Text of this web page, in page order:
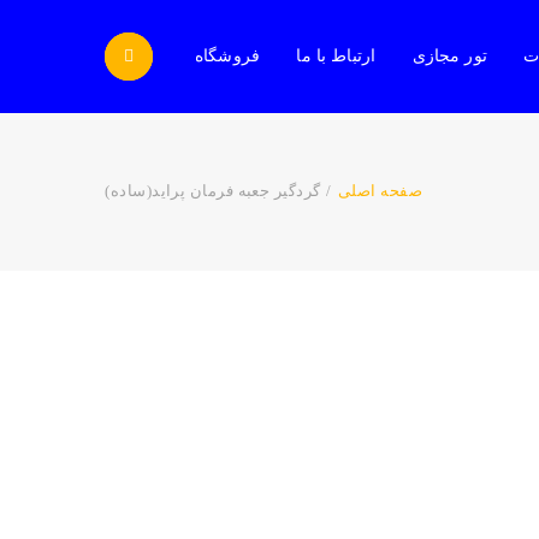
تور مجازی ارتباط با ما فروشگاه
صفحه اصلی / گردگیر جعبه فرمان پراید(ساده)